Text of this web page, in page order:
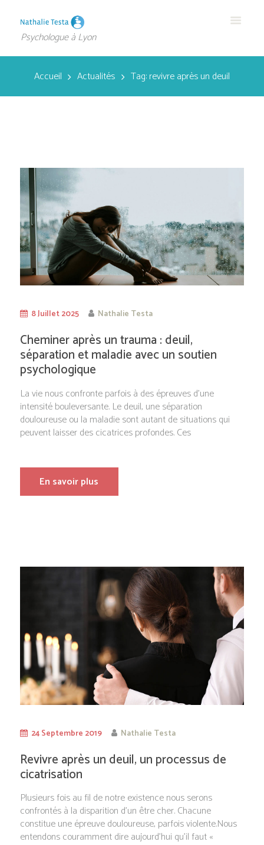
Psychologue à Lyon
Accueil Actualités Tag: revivre après un deuil
8 Juillet 2025 Nathalie Testa
Cheminer après un trauma : deuil,
séparation et maladie avec un soutien
psychologique
La vie nous confronte parfois à des épreuves d’une
intensité bouleversante. Le deuil, une séparation
douloureuse ou la maladie sont autant de situations qui
peuvent laisser des cicatrices profondes. Ces
En savoir plus
24 Septembre 2019 Nathalie Testa
Revivre après un deuil, un processus de
cicatrisation
Plusieurs fois au fil de notre existence nous serons
confrontés à la disparition d’un être cher. Chacune
constitue une épreuve douloureuse, parfois violente.Nous
entendons couramment dire aujourd’hui qu’il faut «